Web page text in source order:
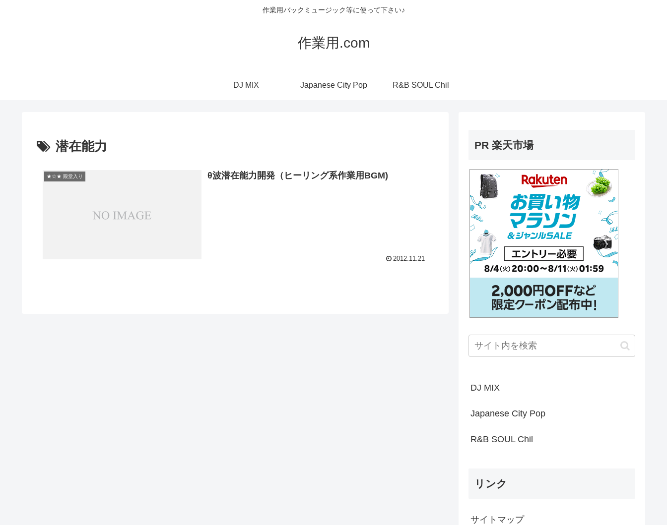
作業用バックミュージック等に使って下さい♪
作業用.com
DJ MIX Japanese City Pop R&B SOUL Chil
潜在能力
★☆★ 殿堂入り θ波潜在能力開発（ヒーリング系作業用BGM)
2012.11.21
PR 楽天市場
DJ MIX
Japanese City Pop
R&B SOUL Chil
リンク
サイトマップ